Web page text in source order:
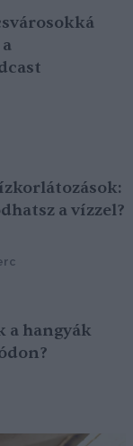
a vízzel?
a hangyák